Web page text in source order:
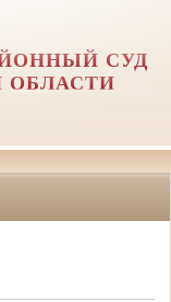
СУД
ОБЛАСТИ